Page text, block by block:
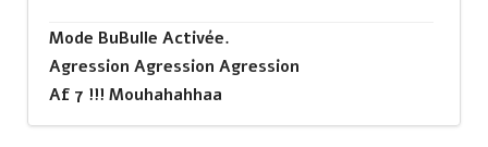
Mode BuBulle Activée.
Agression Agression Agression
Af 7 !!! Mouhahahhaa